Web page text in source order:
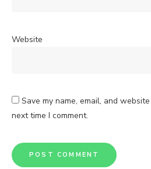
Website
Save my name, email, and
next time I comment.